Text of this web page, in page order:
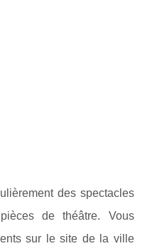
des spectacles
de théâtre. Vous
sur le site de la ville